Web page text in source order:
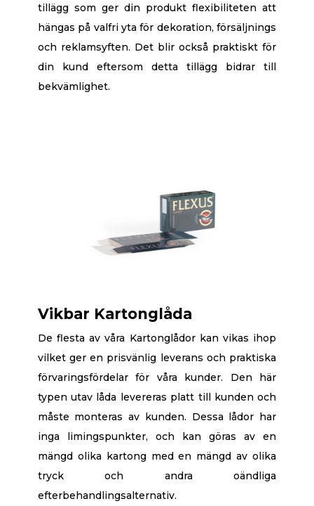
tillägg som ger din produkt flexibiliteten att
hängas på valfri yta för dekoration, försäljnings
och reklamsyften. Det blir också praktiskt för
din kund eftersom detta tillägg bidrar till
bekvämlighet.
Vikbar Kartonglåda
De flesta av våra Kartonglådor kan vikas ihop
vilket ger en prisvänlig leverans och praktiska
förvaringsfördelar för våra kunder. Den här
typen utav låda levereras platt till kunden och
måste monteras av kunden. Dessa lådor har
inga limingspunkter, och kan göras av en
mängd olika kartong med en mängd av olika
tryck och andra oändliga
efterbehandlingsalternativ.